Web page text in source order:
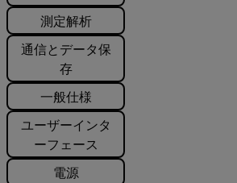
測定解析
通信とデータ保
存
一般仕様
ユーザーインタ
ーフェース
電源